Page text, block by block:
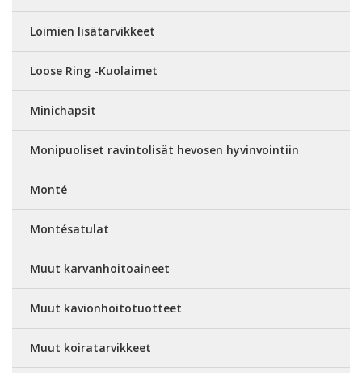
Loimien lisätarvikkeet
Loose Ring -Kuolaimet
Minichapsit
Monipuoliset ravintolisät hevosen hyvinvointiin
Monté
Montésatulat
Muut karvanhoitoaineet
Muut kavionhoitotuotteet
Muut koiratarvikkeet